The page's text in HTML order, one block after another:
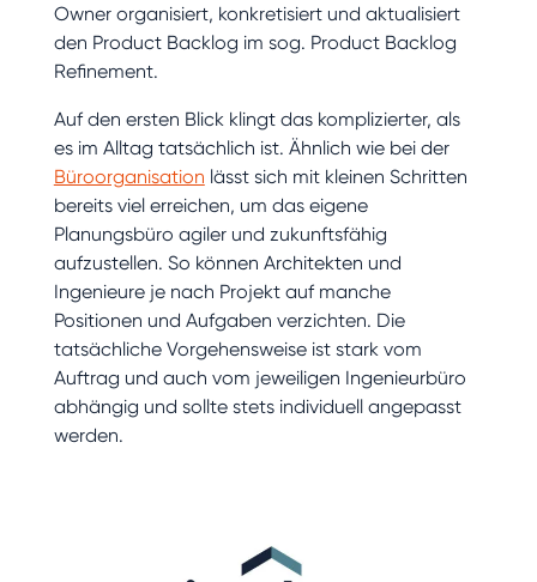
Owner organisiert, konkretisiert und aktualisiert
den Product Backlog im sog. Product Backlog
Refinement.
Auf den ersten Blick klingt das komplizierter, als
es im Alltag tatsächlich ist. Ähnlich wie bei der
Büroorganisation lässt sich mit kleinen Schritten
bereits viel erreichen, um das eigene
Planungsbüro agiler und zukunftsfähig
aufzustellen. So können Architekten und
Ingenieure je nach Projekt auf manche
Positionen und Aufgaben verzichten. Die
tatsächliche Vorgehensweise ist stark vom
Auftrag und auch vom jeweiligen Ingenieurbüro
abhängig und sollte stets individuell angepasst
werden.